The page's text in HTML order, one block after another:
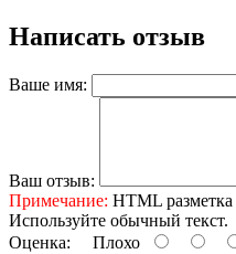
Написать отзыв
Ваше имя:
Ваш отзыв:
Примечание: HTML
Используйте обычный текст.
Оценка: Плохо